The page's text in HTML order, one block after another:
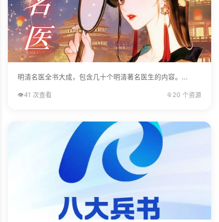
明清名医全书大成，包含几十个明清著名医生的内容。...
👁️41 次查看 📎 20 个资源